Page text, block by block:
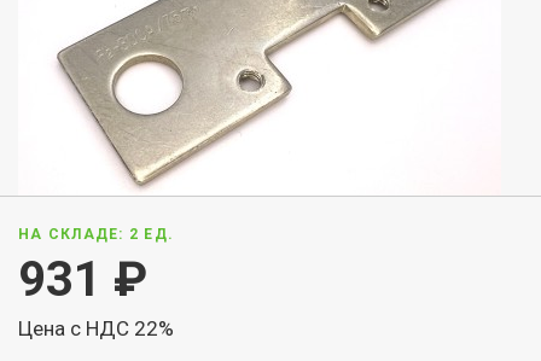
НА СКЛАДЕ: 2 ЕД.
931 ₽
Цена с НДС 22%